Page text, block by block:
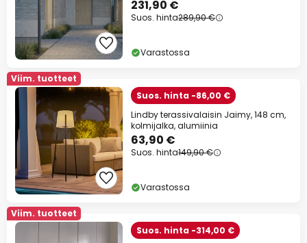
231,90 €
Suos. hinta289,90 €
Varastossa
Viim. tuotteet
Suos. hinta -86,00 €
Lindby terassivalaisin Jaimy, 148 cm,
kolmijalka, alumiinia
63,90 €
Suos. hinta149,90 €
Varastossa
Viim. tuotteet
Suos. hinta -314,00 €